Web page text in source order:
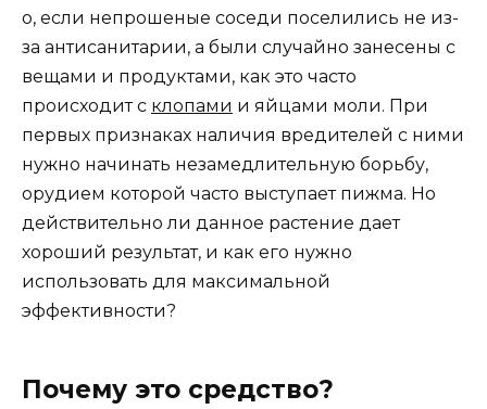
о, если непрошеные соседи поселились не из-
за антисанитарии, а были случайно занесены с
вещами и продуктами, как это часто
происходит с клопами и яйцами моли. При
первых признаках наличия вредителей с ними
нужно начинать незамедлительную борьбу,
орудием которой часто выступает пижма. Но
действительно ли данное растение дает
хороший результат, и как его нужно
использовать для максимальной
эффективности?
Почему это средство?